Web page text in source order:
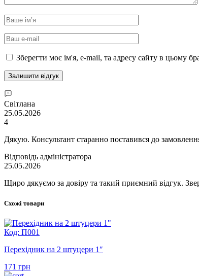
Зберегти моє ім'я, e-mail, та адресу сайту в цьому
Світлана
25.05.2026
4
Дякую. Консультант старанно поставився до
Відповідь адміністратора
25.05.2026
Щиро дякуємо за довіру та такий приємний відгук.
Схожі товари
Код: П001
Перехідник на 2 штуцери 1″
171 грн